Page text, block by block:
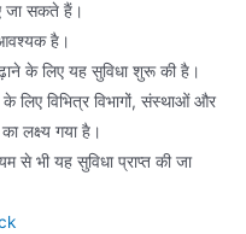
जा सकते हैं।
है।
के लिए यह सुविधा शुरू की है।
के लिए विभित्र विभागों, संस्थाओं और
लक्ष्य गया है।
भी यह सुविधा प्राप्त की जा